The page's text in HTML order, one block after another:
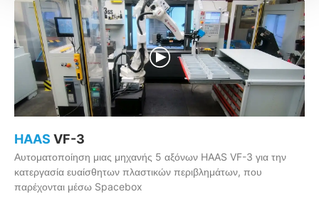
HAAS VF-3
Αυτοματοποίηση μιας μηχανής 5 αξόνων HAAS VF-3 για την
κατεργασία ευαίσθητων πλαστικών περιβλημάτων, που
παρέχονται μέσω Spacebox